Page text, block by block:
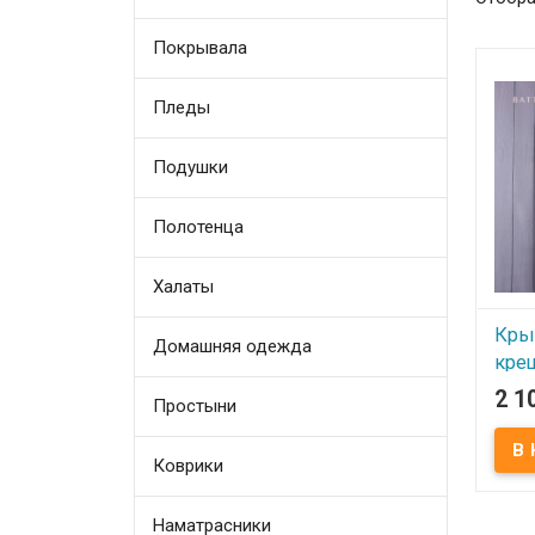
Покрывала
Пледы
Подушки
Полотенца
Халаты
Домашняя одежда
Простыни
Коврики
Наматрасники
В
2